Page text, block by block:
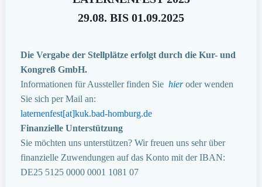
29.08. BIS 01.09.2025
Die Vergabe der Stellplätze erfolgt durch die Kur- und
Kongreß GmbH.
Informationen für Aussteller finden Sie hieroder wenden
Sie sich per Mail an:
laternenfest[at]kuk.bad-homburg.de
Finanzielle Unterstützung
Sie möchten uns unterstützen? Wir freuen uns sehr über
finanzielle Zuwendungen auf das Konto mit der IBAN:
DE25 5125 0000 0001 1081 07